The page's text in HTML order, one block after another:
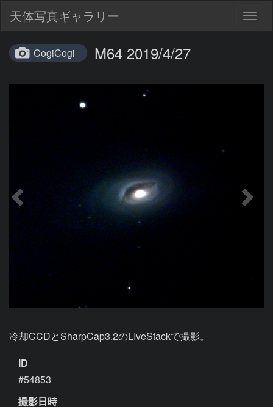
天体写真ギャラリー
CogiCogi M64 2019/4/27
冷却CCDとSharpCap3.2のLIveStackで撮影。
ID
#54853
撮影日時